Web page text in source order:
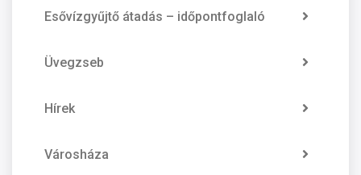
Esővízgyűjtő átadás – időpontfoglaló
Üvegzseb
Hírek
Városháza